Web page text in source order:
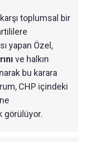
toplumsal bir
yapan Özel,
ve halkın
bu karara
CHP içindeki
görülüyor.